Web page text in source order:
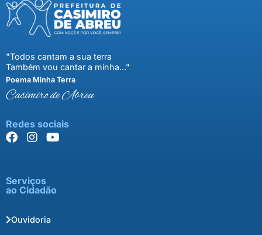
"Todos cantam a sua terra
Também vou cantar a minha..."
Poema Minha Terra
Casimiro de Abreu
Redes sociais
Serviços
ao Cidadão
Ouvidoria